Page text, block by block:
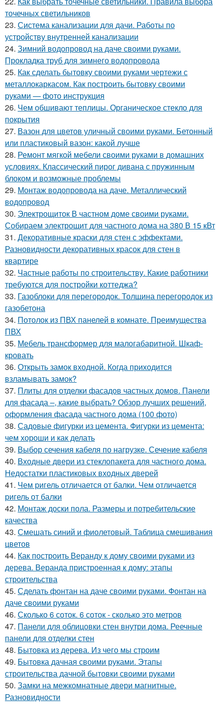
точечных светильников
23. Система канализации для дачи. Работы по
устройству внутренней канализации
24. Зимний водопровод на даче своими руками.
Прокладка труб для зимнего водопровода
25. Как сделать бытовку своими руками чертежи с
металлокаркасом. Как построить бытовку своими
руками — фото инструкция
26. Чем обшивают теплицы. Органическое стекло для
покрытия
27. Вазон для цветов уличный своими руками. Бетонный
или пластиковый вазон: какой лучше
28. Ремонт мягкой мебели своими руками в домашних
условиях. Классический пирог дивана с пружинным
блоком и возможные проблемы
29. Монтаж водопровода на даче. Металлический
водопровод
30. Электрощиток В частном доме своими руками.
Собираем электрощит для частного дома на 380 В 15 кВт
31. Декоративные краски для стен с эффектами.
Разновидности декоративных красок для стен в
квартире
32. Частные работы по строительству. Какие работники
требуются для постройки коттеджа?
33. Газоблоки для перегородок. Толщина перегородок из
газобетона
34. Потолок из ПВХ панелей в комнате. Преимущества
ПВХ
35. Мебель трансформер для малогабаритной. Шкаф-
кровать
36. Открыть замок входной. Когда приходится
взламывать замок?
37. Плиты для отделки фасадов частных домов. Панели
для фасада –, какие выбрать? Обзор лучших решений,
оформления фасада частного дома (100 фото)
38. Садовые фигурки из цемента. Фигурки из цемента:
чем хороши и как делать
39. Выбор сечения кабеля по нагрузке. Сечение кабеля
40. Входные двери из стеклопакета для частного дома.
Недостатки пластиковых входных дверей
41. Чем ригель отличается от балки. Чем отличается
ригель от балки
42. Монтаж доски пола. Размеры и потребительские
качества
43. Смешать синий и фиолетовый. Таблица смешивания
цветов
44. Как построить Веранду к дому своими руками из
дерева. Веранда пристроенная к дому: этапы
строительства
45. Сделать фонтан на даче своими руками. Фонтан на
даче своими руками
46. Сколько 6 соток. 6 соток - сколько это метров
47. Панели для облицовки стен внутри дома. Реечные
панели для отделки стен
48. Бытовка из дерева. Из чего мы строим
49. Бытовка дачная своими руками. Этапы
строительства дачной бытовки своими руками
50. Замки на межкомнатные двери магнитные.
Разновидности